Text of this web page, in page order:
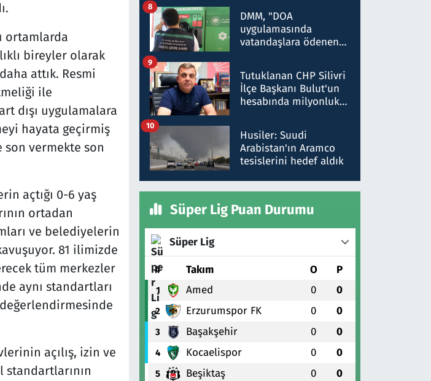
ortamlarda
bireyler olarak
attık. Resmi
ile
dışı uygulamalara
hayata geçirmiş
son vermekte son
açtığı 0-6 yaş
ortadan
ve belediyelerin
81 ilimizde
tüm merkezler
aynı standartları
açılış, izin ve
DMM, "DOA
uygulamasında
vatandaşlara ödenen
düşürüldüğü" iddiasını
yalanladı
8
Tutuklanan CHP Silivri
İlçe Başkanı Bulut'un
hesabında milyonluk
talimat verdi, ben
gönderdim
9
Husiler: Suudi
Arabistan'ın Aramco
tesislerini hedef aldık
10
Süper Lig Puan Durumu
Süper Lig
# Takım O P
1 Amed 0 0
2 Erzurumspor FK 0 0
3 Başakşehir 0 0
4 Kocaelispor 0 0
5 Beşiktaş 0 0